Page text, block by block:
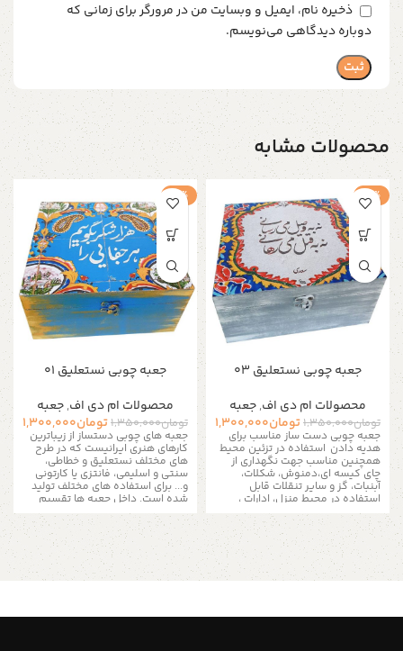
ذخیره نام، ایمیل و وبسایت من در مرورگر برای زمانی که
دوباره دیدگاهی می‌نویسم.
محصولات مشابه
-4%
جعبه چوبی نستعلیق 03
محصولات ام دی اف,جعبه
تومان1,350,000تومان1,300,000
جعبه چوبی دست ساز مناسب برای
هدیه دادن استفاده در تزئین محیط
همچنین مناسب جهت نگهداری از
چای کیسه ای،دمنوش، شکلات،
آبنبات، گز و سایر تنقلات قابل
استفاده در محیط منزل، ادارات ،
کافی شاپ ها و مناسب برای نظم
دادن به زیور آلات و لوازم ریز است
به دلیل سایز بزرگ تمامی
سینی ها و جعبه ها فقط به
صورت پس کرایه و از طریق
-4%
جعبه چوبی نستعلیق 01
محصولات ام دی اف,جعبه
تومان1,350,000تومان1,300,000
جعبه های چوبی دستساز از زیباترین
کارهای هنری ایرانیست که در طرح
های مختلف نستعلیق و خطاطی،
سنتی و اسلیمی، فانتزی یا کارتونی
و... برای استفاده های مختلف تولید
شده است. داخل جعبه ها تقسیم
کننده های چوبی قابل جداسازی قرار
گرفته که استفاده از جعبه را برای
نگهداری زیورآلات و جواهرات یا جهت
پذیرایی و گذاشتن چای و دمنوش
کیسه ای و انواع شیرینی ها و
شکلات های بسته بندی، گذاشتن و